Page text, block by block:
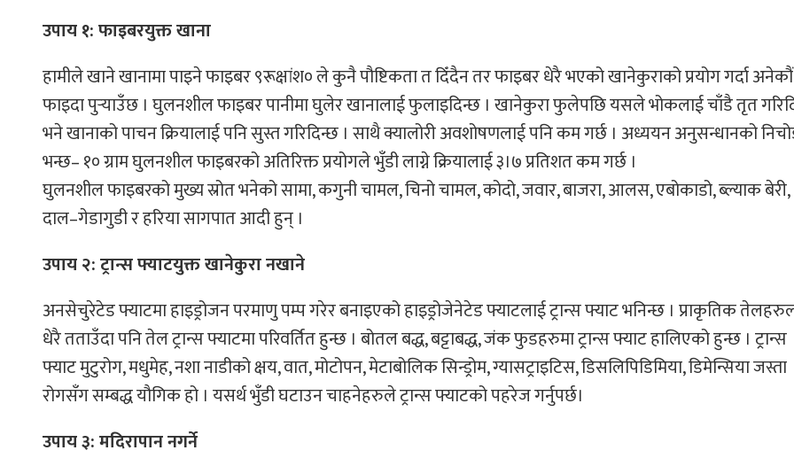
उपाय १: फाइबरयुक्त खाना
हामीले खाने खानामा पाइने फाइबर ९रूक्षांश० ले कुनै पौष्टिकता त दिँदैन तर फाइबर धेरै भएको खानेकुराको प्रयोग गर्दा अनेकौं
फाइदा पुर्‍याउँछ । घुलनशील फाइबर पानीमा घुलेर खानालाई फुलाइदिन्छ । खानेकुरा फुलेपछि यसले भोकलाई चाँडै तृत
भने खानाको पाचन क्रियालाई पनि सुस्त गरिदिन्छ । साथै क्यालोरी अवशोषणलाई पनि कम गर्छ । अध्ययन अनुसन्धानको
भन्छ– १० ग्राम घुलनशील फाइबरको अतिरिक्त प्रयोगले भुँडी लाग्ने क्रियालाई ३।७ प्रतिशत कम गर्छ ।
घुलनशील फाइबरको मुख्य स्रोत भनेको सामा, कगुनी चामल, चिनो चामल, कोदो, जवार, बाजरा, आलस, एबोकाडो, ब्ल्याक बेरी,
दाल–गेडागुडी र हरिया सागपात आदी हुन् ।
उपाय २: ट्रान्स फ्याटयुक्त खानेकुरा नखाने
अनसेचुरेटेड फ्याटमा हाइड्रोजन परमाणु पम्प गरेर बनाइएको हाइड्रोजेनेटेड फ्याटलाई ट्रान्स फ्याट भनिन्छ । प्राकृतिक
धेरै तताउँदा पनि तेल ट्रान्स फ्याटमा परिवर्तित हुन्छ । बोतल बद्ध, बट्टाबद्ध, जंक फुडहरुमा ट्रान्स फ्याट हालिएको हुन्छ । ट्रान्स
फ्याट मुटुरोग, मधुमेह, नशा नाडीको क्षय, वात, मोटोपन, मेटाबोलिक सिन्ड्रोम, ग्यासट्राइटिस, डिसलिपिडिमिया, डिमेन्सिया जस्ता
रोगसँग सम्बद्ध यौगिक हो । यसर्थ भुँडी घटाउन चाहनेहरुले ट्रान्स फ्याटको पहरेज गर्नुपर्छ।
उपाय ३: मदिरापान नगर्ने